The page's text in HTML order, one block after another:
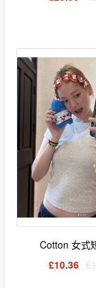
Cotton 女式
£10.36